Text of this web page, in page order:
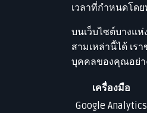
เวลาที่กำหนดโด
บนเว็บไซต์บางแ
สามเหล่านี้ได้ เร
บุคคลของคุณอย่า
เครื่องมือ
Google Analytics